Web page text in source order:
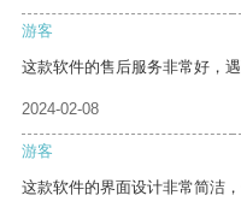
游客
这款软件的售后服务非常好，
2024-02-08
游客
这款软件的界面设计非常简洁，